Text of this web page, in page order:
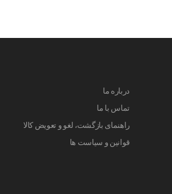
درباره ما
تماس با ما
راهنمای بازگشت، لغو و تعویض کالا
قوانین و سیاست ها